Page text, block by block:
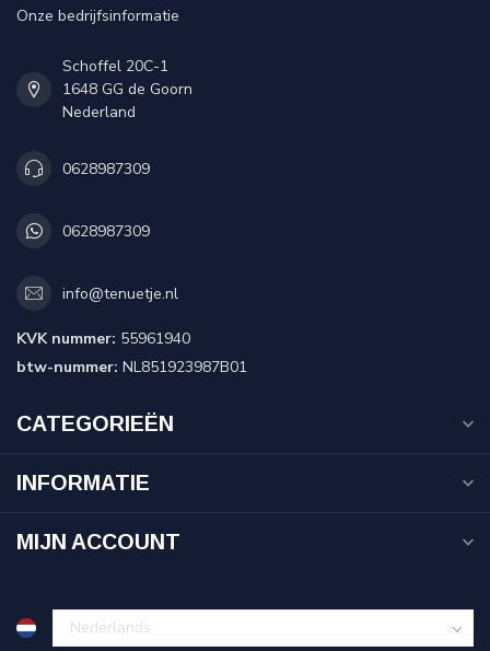
Onze bedrijfsinformatie
Schoffel 20C-1
1648 GG de Goorn
Nederland
0628987309
0628987309
info@tenuetje.nl
KVK nummer: 55961940
btw-nummer: NL851923987B01
CATEGORIEËN
INFORMATIE
MIJN ACCOUNT